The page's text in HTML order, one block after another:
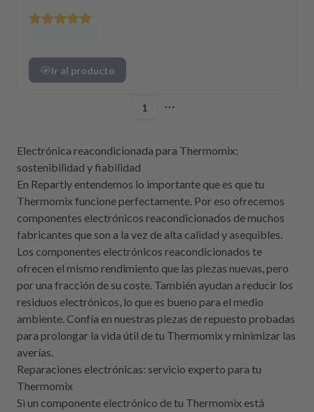
Ir al producto
1
Electrónica reacondicionada para Thermomix:
sostenibilidad y fiabilidad
En Repartly entendemos lo importante que es que tu
Thermomix funcione perfectamente. Por eso ofrecemos
componentes electrónicos reacondicionados de muchos
fabricantes que son a la vez de alta calidad y asequibles.
Los componentes electrónicos reacondicionados te
ofrecen el mismo rendimiento que las piezas nuevas, pero
por una fracción de su coste. También ayudan a reducir los
residuos electrónicos, lo que es bueno para el medio
ambiente. Confía en nuestras piezas de repuesto probadas
para prolongar la vida útil de tu Thermomix y minimizar las
averías.
Reparaciones electrónicas: servicio experto para tu
Thermomix
Si un componente electrónico de tu Thermomix está